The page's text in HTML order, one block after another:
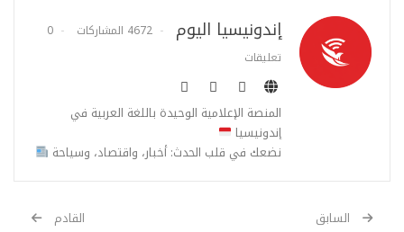
إندونيسيا اليوم 4672 المشاركات
0
تعليقات
المنصة الإعلامية الوحيدة باللغة العربية في
إندونيسيا
نضعك في قلب الحدث: أخبار، واقتصاد، وسياحة
السابق القادم